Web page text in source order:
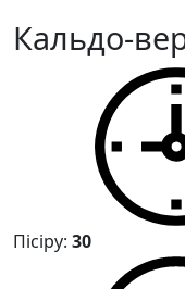
Кальдо-
Пісіру: 30